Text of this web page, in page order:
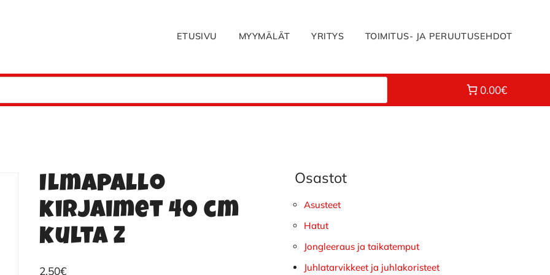
ETUSIVU MYYMÄLÄT YRITYS TOIMITUS- JA PERUUTUSEHDOT
0.00€
Ilmapallo
kirjaimet 40 cm
kulta Z
2.50€
Ensisijainen
sivupalkki
Osastot
Asusteet
Hatut
Jongleeraus ja taikatemput
Juhlatarvikkeet ja juhlakoristeet